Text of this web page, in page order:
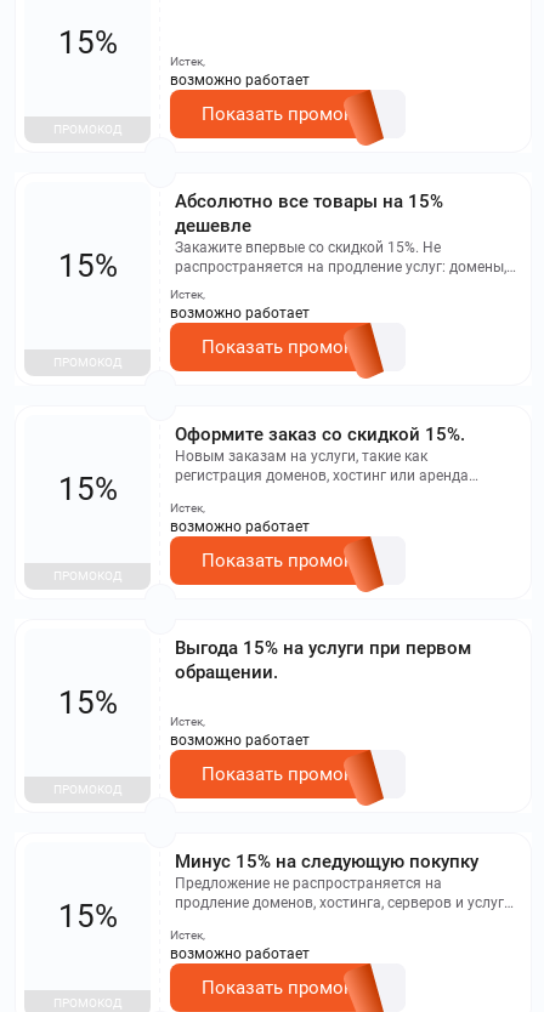
15%
ПРОМОКОД
Истек,
возможно работает
Показать промокод
Абсолютно все товары на 15%
дешевле
Закажите впервые со скидкой 15%. Не
распространяется на продление услуг: домены,
хостинг, серверы, создание сайтов без
программирования. Не суммируется с другими
скидками, действует правило максимальной
скидки.
15%
ПРОМОКОД
Истек,
возможно работает
Показать промокод
Оформите заказ со скидкой 15%.
Новым заказам на услуги, такие как
регистрация доменов, хостинг или аренда
суммируется с прочими акциями, действует
правило максимальной выгоды.
15%
ПРОМОКОД
Истек,
возможно работает
Показать промокод
Выгода 15% на услуги при первом
обращении.
15%
ПРОМОКОД
Истек,
возможно работает
Показать промокод
Минус 15% на следующую покупку
Предложение не распространяется на
продление доменов, хостинга, серверов и услугу
суммируются – учитывается максимальная.
15%
ПРОМОКОД
Истек,
возможно работает
Показать промокод